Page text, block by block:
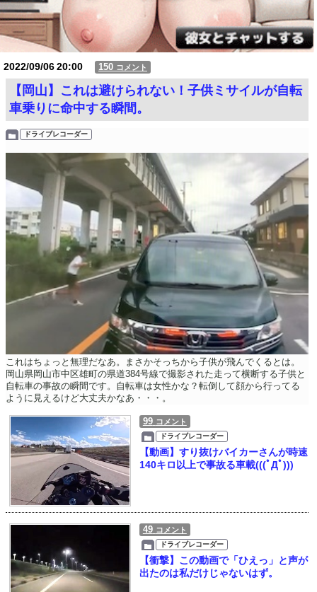
2022/09/0620:00 150 コメント
【岡山】これは避けられない！子供ミサイルが自転
車乗りに命中する瞬間。
ドライブレコーダー
これはちょっと無理だなあ。まさかそっちから子供が飛んでくるとは。
岡山県岡山市中区雄町の県道384号線で撮影された走って横断する子供と
自転車の事故の瞬間です。自転車は女性かな？転倒して顔から行ってる
ように見えるけど大丈夫かなあ・・・。
99 コメント
ドライブレコーダー
【動画】すり抜けバイカーさんが時速
140キロ以上で事故る車載(((ﾟДﾟ)))
49 コメント
ドライブレコーダー
【衝撃】この動画で「ひえっ」と声が
出たのは私だけじゃないはず。